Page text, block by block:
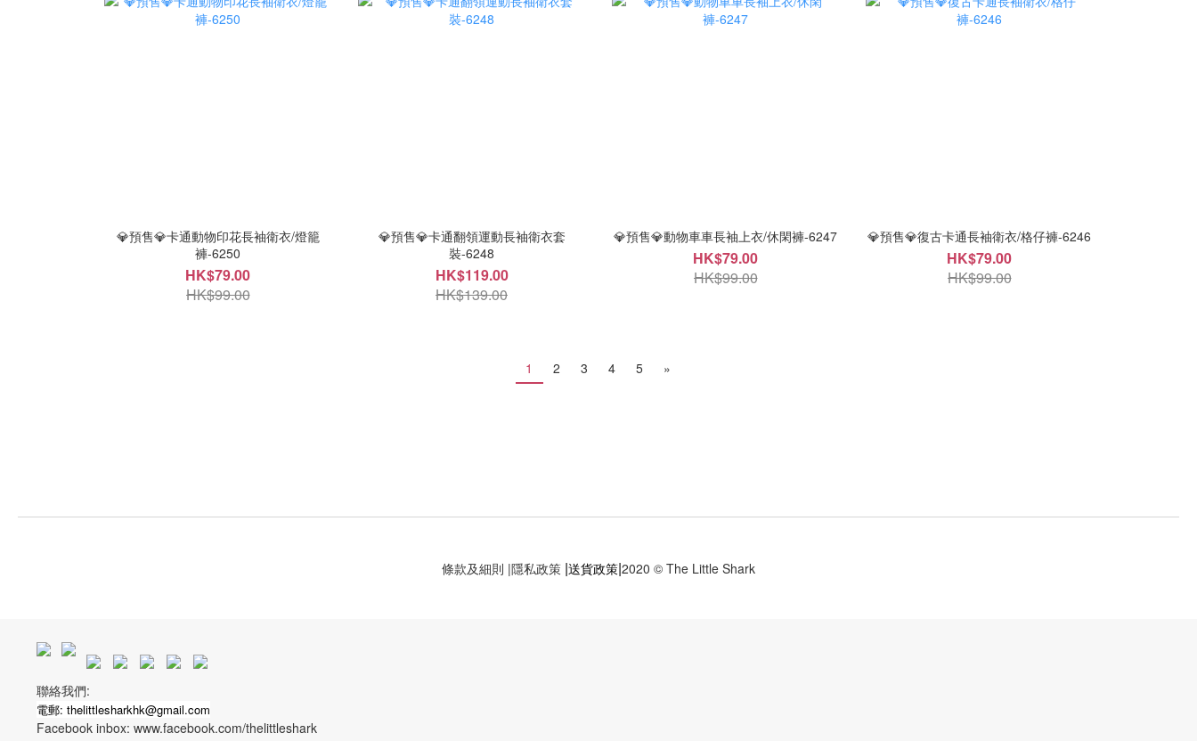
💎預售💎卡通動物印花長袖衛衣/燈籠
褲-6250
HK$79.00
HK$99.00
💎預售💎卡通翻領運動長袖衛衣套
裝-6248
HK$119.00
HK$139.00
💎預售💎動物車車長袖上衣/休閑褲-6247
HK$79.00
HK$99.00
💎預售💎復古卡通長袖衛衣/格仔褲-6246
HK$79.00
HK$99.00
1 2 3 4 5 »
條款及細則 |隱私政策 |送貨政策|2020 © The Little Shark
聯絡我們:
電郵: thelittlesharkhk@gmail.com
Facebook inbox: www.facebook.com/thelittleshark